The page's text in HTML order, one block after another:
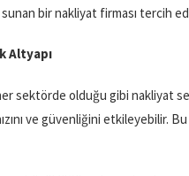
bir nakliyat firması tercih
Altyapı
sektörde olduğu gibi nakliyat
ve güvenliğini etkileyebilir.